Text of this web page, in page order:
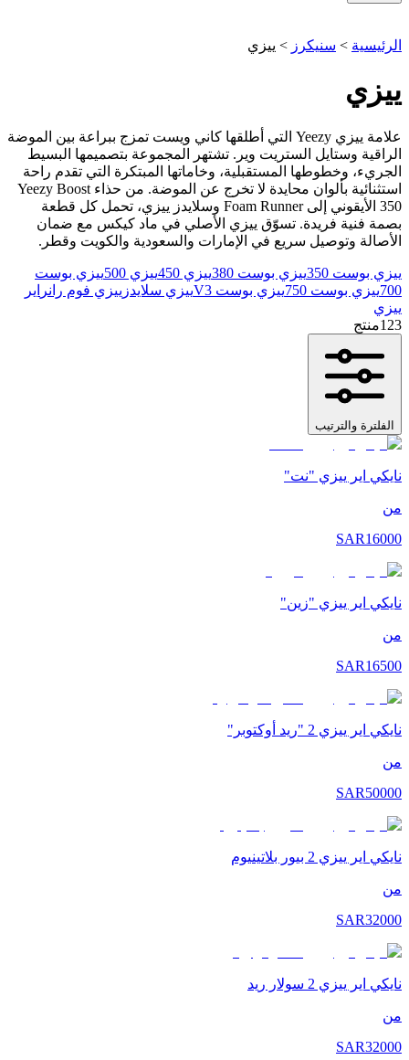
الرئيسية > سنيكرز > ييزي
ييزي
علامة ييزي Yeezy التي أطلقها كاني ويست تمزج ببراعة بين الموضة
الراقية وستايل الستريت وير. تشتهر المجموعة بتصميمها البسيط
الجريء، وخطوطها المستقبلية، وخاماتها المبتكرة التي تقدم راحة
استثنائية بألوان محايدة لا تخرج عن الموضة. من حذاء Yeezy Boost
350 الأيقوني إلى Foam Runner وسلايدز ييزي، تحمل كل قطعة
بصمة فنية فريدة. تسوّق ييزي الأصلي في ماد كيكس مع ضمان
الأصالة وتوصيل سريع في الإمارات والسعودية والكويت وقطر.
ييزي بوست 350 ييزي بوست 380 ييزي 450 ييزي 500
ييزي بوست
700ييزي بوست 750 ييزي بوست V3 ييزي سلايدز ييزي فوم رانر اير
ييزي
123منتج
الفلترة والترتيب
نايكي اير ييزي "نت"
من
SAR16000
نايكي اير ييزي "زين"
من
SAR16500
نايكي اير ييزي 2 "ريد أوكتوبر"
من
SAR50000
نايكي اير ييزي 2 بيور بلاتينيوم
من
SAR32000
نايكي اير ييزي 2 سولار ريد
من
SAR32000